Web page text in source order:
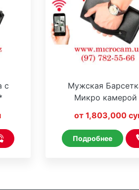
с
Мужская
Микро камерой
Line
от 1,803,000
Подробнее